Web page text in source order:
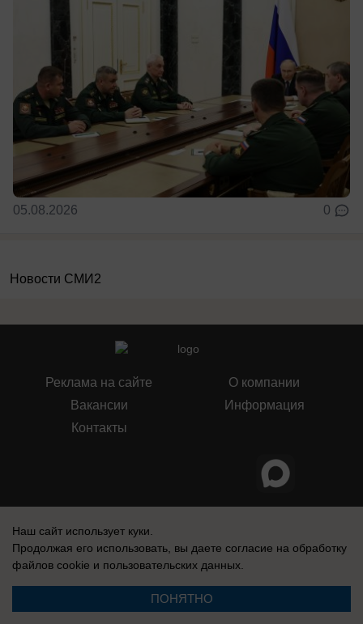
05.08.2026 0
Новости СМИ2
Реклама на сайте
Вакансии
Контакты
О компании
Информация
Федеральной службой по надзору в сфере связи, информационных
технологий и массовых коммуникаций (Роскомнадзор) 19 июля 2019 г.
Наш сайт использует куки.
Продолжая его использовать, вы даете согласие на обработку
файлов cookie и пользовательских данных.
ПОНЯТНО